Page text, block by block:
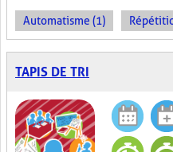
Automatisme (1)
TAPIS DE TRI